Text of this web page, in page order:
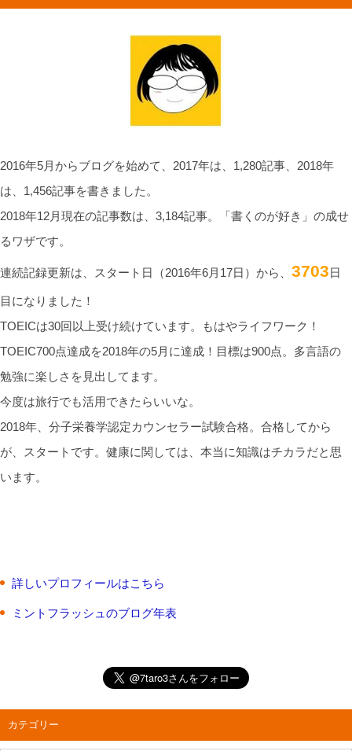
2016年5月からブログを始めて、2017年は、1,280記事、2018年
は、1,456記事を書きました。
2018年12月現在の記事数は、3,184記事。「書くのが好き」の成せ
るワザです。
連続記録更新は、スタート日（2016年6月17日）から、 3703日
目になりました！
TOEICは30回以上受け続けています。もはやライフワーク！
TOEIC700点達成を2018年の5月に達成！目標は900点。多言語の
勉強に楽しさを見出してます。
今度は旅行でも活用できたらいいな。
2018年、分子栄養学認定カウンセラー試験合格。合格してから
が、スタートです。健康に関しては、本当に知識はチカラだと思
います。
詳しいプロフィールはこちら
ミントフラッシュのブログ年表
カテゴリー